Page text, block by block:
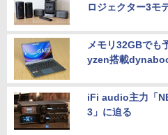
ロジェクター3モ
メモリ32GBでも
yzen搭載
iFi audio主力「
3」に迫る